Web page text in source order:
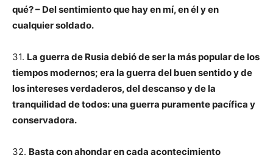
qué? – Del sentimiento que hay en mí, en él y en
cualquier soldado.
31. La guerra de Rusia debió de ser la más popular de los
tiempos modernos; era la guerra del buen sentido y de
los intereses verdaderos, del descanso y de la
tranquilidad de todos: una guerra puramente pacífica y
conservadora.
32. Basta con ahondar en cada acontecimiento